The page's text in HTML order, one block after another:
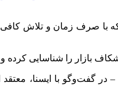
با صرف زمان و تلاش
بازار را شناسایی
– در گفت‌وگو با